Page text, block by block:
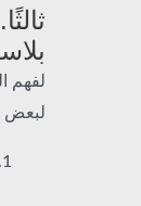
لبعض